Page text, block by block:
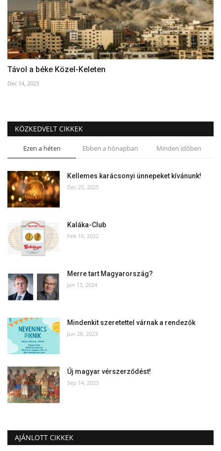
Távol a béke Közel-Keleten
Dec 14, 2023
KÖZKEDVELT CIKKEK
Ezen a héten Ebben a hónapban Minden időben
Kellemes karácsonyi ünnepeket kívánunk!
Dec 25, 2025
Kaláka-Club
Feb 16, 2022
Merre tart Magyarország?
Jan 13, 2024
Mindenkit szeretettel várnak a rendezők
Jun 28, 2023
Új magyar vérszerződést!
Sep 14, 2023
AJÁNLOTT CIKKEK